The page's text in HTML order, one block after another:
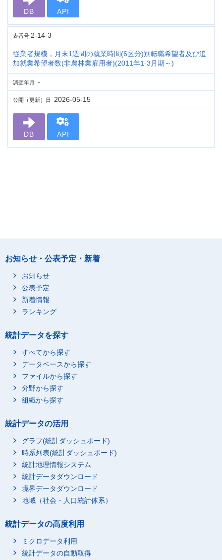
DB API
表番号 2-14-3
従業者規模，月末1週間の就業時間(6区分)別転職希望者及び追
加就業希望者数(非農林業雇用者)(2011年1-3月期～)
調査年月 -
公開（更新）日 2026-05-15
DB API
お知らせ・公表予定・新着
お知らせ
公表予定
新着情報
ランキング
統計データを探す
すべてから探す
データベースから探す
ファイルから探す
分野から探す
組織から探す
統計データの活用
グラフ(統計ダッシュボード)
時系列表(統計ダッシュボード)
統計地理情報システム
統計データダウンロード
境界データダウンロード
地域（社会・人口統計体系）
統計データの高度利用
ミクロデータ利用
統計データの自動取得